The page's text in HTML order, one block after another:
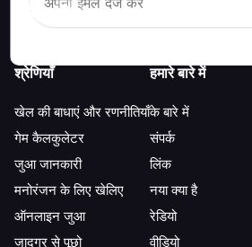
श्रेणियाँ
खेल की बाधाएं और रणनीतियाँ
गेम कैलकुलेटर
जुआ जानकारी
मनोरंजन के लिए खेलिए
ऑनलाइन जुआ
जादूगर से पूछो
हमारे बारे में
के बारे में
संपर्क
लिंक
नया क्या है
रेडियो
वीडियो